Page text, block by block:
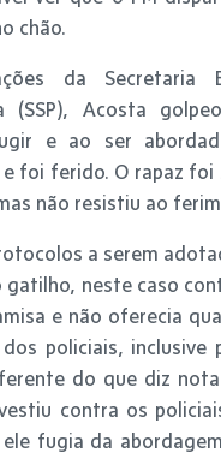
chão.
da Secretaria
(SSP), Acosta
e ao ser
foi ferido. O rapaz foi
não resistiu ao
a serem
gatilho, neste caso
e não oferecia
policiais, inclusive
do que diz nota
contra os
fugia da